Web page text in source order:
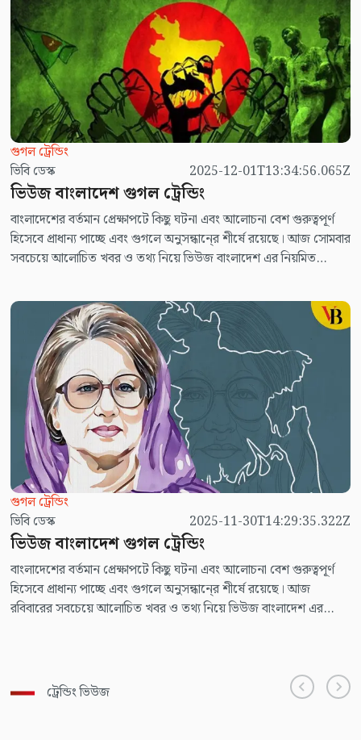
গুগল ট্রেন্ডিং
ভিবি ডেস্ক
2025-12-01T13:34:56.065Z
ভিউজ বাংলাদেশ গুগল ট্রেন্ডিং
বাংলাদেশের বর্তমান প্রেক্ষাপটে কিছু ঘটনা এবং আলোচনা বেশ গুরুত্বপূর্ণ
হিসেবে প্রাধান্য পাচ্ছে এবং গুগলে অনুসন্ধানে্র শীর্ষে রয়েছে। আজ সোমবার
সবচেয়ে আলোচিত খবর ও তথ্য নিয়ে ভিউজ বাংলাদেশ এর নিয়মিত
গুগল ট্রেন্ডিং
ভিবি ডেস্ক
2025-11-30T14:29:35.322Z
ভিউজ বাংলাদেশ গুগল ট্রেন্ডিং
বাংলাদেশের বর্তমান প্রেক্ষাপটে কিছু ঘটনা এবং আলোচনা বেশ গুরুত্বপূর্ণ
হিসেবে প্রাধান্য পাচ্ছে এবং গুগলে অনুসন্ধানে্র শীর্ষে রয়েছে। আজ
রবিবারের সবচেয়ে আলোচিত খবর ও তথ্য নিয়ে ভিউজ বাংলাদেশ এর
ট্রেন্ডিং ভিউজ